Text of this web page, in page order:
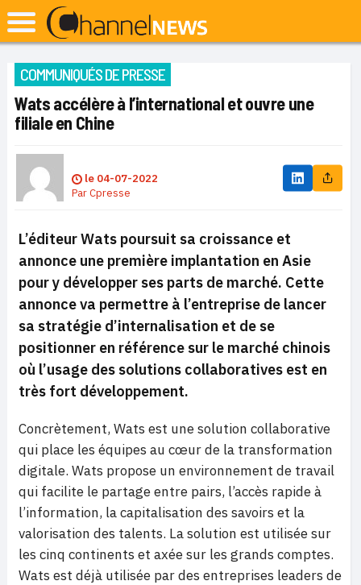
COMMUNIQUÉS DE PRESSE
Wats accélère à l’international et ouvre une
filiale en Chine
le 04-07-2022
ParCpresse
L’éditeur Wats poursuit sa croissance et
annonce une première implantation en Asie
pour y développer ses parts de marché. Cette
annonce va permettre à l’entreprise de lancer
sa stratégie d’internalisation et de se
positionner en référence sur le marché chinois
où l’usage des solutions collaboratives est en
très fort développement.
Concrètement, Wats est une solution collaborative
qui place les équipes au cœur de la transformation
digitale. Wats propose un environnement de travail
qui facilite le partage entre pairs, l’accès rapide à
l’information, la capitalisation des savoirs et la
valorisation des talents. La solution est utilisée sur
les cinq continents et axée sur les grands comptes.
Wats est déjà utilisée par des entreprises leaders de